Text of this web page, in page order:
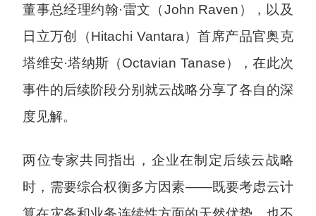
董事总经理约翰·雷文（John Raven），以及
日立万创（Hitachi Vantara）首席产品官奥克
塔维安·塔纳斯（Octavian Tanase），在此次
事件的后续阶段分别就云战略分享了各自的深
度见解。
两位专家共同指出，企业在制定后续云战略
时，需要综合权衡多方因素——既要考虑云计